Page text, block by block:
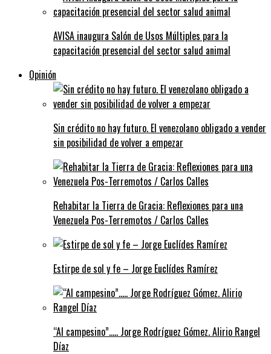
AVISA inaugura Salón de Usos Múltiples para la
capacitación presencial del sector salud animal
Opinión
Sin crédito no hay futuro. El venezolano obligado a vender
sin posibilidad de volver a empezar
Rehabitar la Tierra de Gracia: Reflexiones para una
Venezuela Pos-Terremotos / Carlos Calles
Estirpe de sol y fe – Jorge Euclídes Ramírez
“Al campesino”….. Jorge Rodríguez Gómez. Alirio Rangel
Díaz